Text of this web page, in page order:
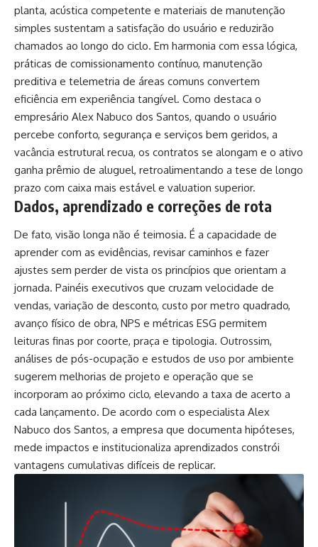
planta, acústica competente e materiais de manutenção
simples sustentam a satisfação do usuário e reduzirão
chamados ao longo do ciclo. Em harmonia com essa lógica,
práticas de comissionamento contínuo, manutenção
preditiva e telemetria de áreas comuns convertem
eficiência em experiência tangível. Como destaca o
empresário Alex Nabuco dos Santos, quando o usuário
percebe conforto, segurança e serviços bem geridos, a
vacância estrutural recua, os contratos se alongam e o ativo
ganha prêmio de aluguel, retroalimentando a tese de longo
prazo com caixa mais estável e valuation superior.
Dados, aprendizado e correções de rota
De fato, visão longa não é teimosia. É a capacidade de
aprender com as evidências, revisar caminhos e fazer
ajustes sem perder de vista os princípios que orientam a
jornada. Painéis executivos que cruzam velocidade de
vendas, variação de desconto, custo por metro quadrado,
avanço físico de obra, NPS e métricas ESG permitem
leituras finas por coorte, praça e tipologia. Outrossim,
análises de pós-ocupação e estudos de uso por ambiente
sugerem melhorias de projeto e operação que se
incorporam ao próximo ciclo, elevando a taxa de acerto a
cada lançamento. De acordo com o especialista Alex
Nabuco dos Santos, a empresa que documenta hipóteses,
mede impactos e institucionaliza aprendizados constrói
vantagens cumulativas difíceis de replicar.